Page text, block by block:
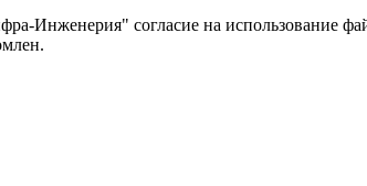
Инженерия" согласие на использование